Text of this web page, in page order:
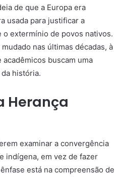
de que a Europa era
usada para justificar a
o extermínio de povos nativos.
nas últimas décadas, à
buscam uma
história.
Herança
examinar a convergência
indígena, em vez de fazer
está na compreensão de